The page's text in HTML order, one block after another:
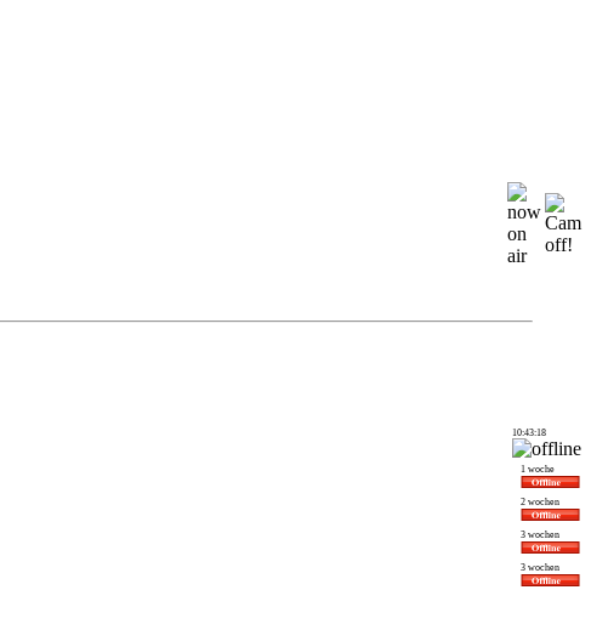
10:43:18
1 woche
2 wochen
3 wochen
3 wochen